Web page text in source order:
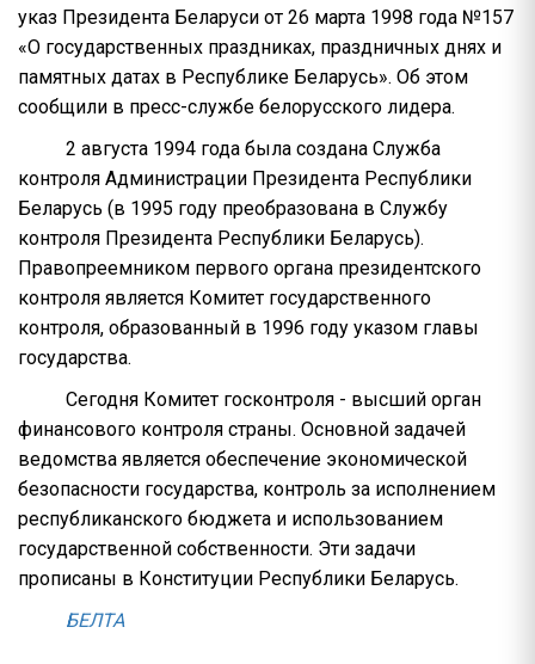
указ Президента Беларуси от 26 марта 1998 года №157
«О государственных праздниках, праздничных днях и
памятных датах в Республике Беларусь». Об этом
сообщили в пресс-службе белорусского лидера.
2 августа 1994 года была создана Служба
контроля Администрации Президента Республики
Беларусь (в 1995 году преобразована в Службу
контроля Президента Республики Беларусь).
Правопреемником первого органа президентского
контроля является Комитет государственного
контроля, образованный в 1996 году указом главы
государства.
Сегодня Комитет госконтроля - высший орган
финансового контроля страны. Основной задачей
ведомства является обеспечение экономической
безопасности государства, контроль за исполнением
республиканского бюджета и использованием
государственной собственности. Эти задачи
прописаны в Конституции Республики Беларусь.
БЕЛТА